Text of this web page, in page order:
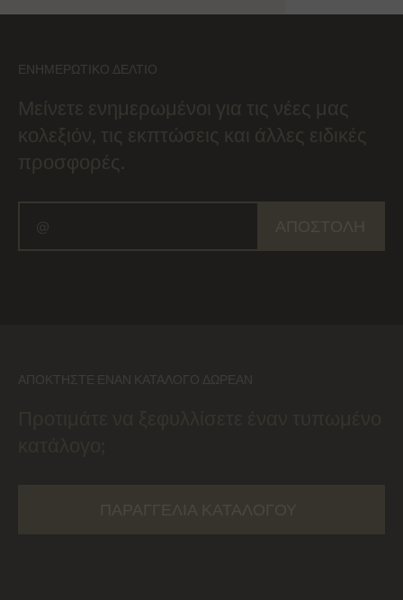
ΕΝΗΜΕΡΩΤΙΚΌ ΔΕΛΤΊΟ
Μείνετε ενημερωμένοι για τις νέες μας
κολεξιόν, τις εκπτώσεις και άλλες ειδικές
προσφορές.
ΑΠΟΚΤΉΣΤΕ ΈΝΑΝ ΚΑΤΆΛΟΓΟ ΔΩΡΕΆΝ